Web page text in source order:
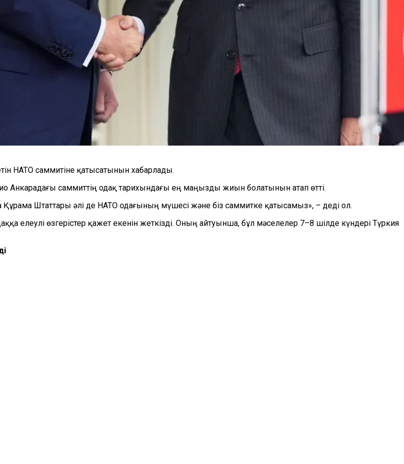
НАТО саммитіне қатысатынын хабарлады.
Анкарадағы саммиттің одақ тарихындағы ең маңызды жиын болатынын атап өтті.
Құрама Штаттары әлі де НАТО одағының мүшесі және біз саммитке қатысамыз», – деді ол.
елеулі өзгерістер қажет екенін жеткізді. Оның айтуынша, бұл мәселелер 7–8 шілде күндері Түркия